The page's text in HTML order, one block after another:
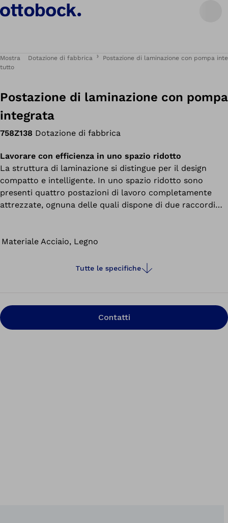
Mostra
tutto
Dotazione di fabbrica Postazione di laminazione con pompa
Postazione di laminazione con pompa
integrata
758Z138 Dotazione di fabbrica
Lavorare con efficienza in uno spazio ridotto
La struttura di laminazione si distingue per il design
compatto e intelligente. In uno spazio ridotto sono
presenti quattro postazioni di lavoro completamente
attrezzate, ognuna delle quali dispone di due raccordi
Materiale Acciaio, Legno
Tutte le specifiche
Contatti